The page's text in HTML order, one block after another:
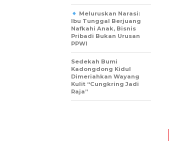
Meluruskan Narasi:
Ibu Tunggal Berjuang
Nafkahi Anak, Bisnis
Pribadi Bukan Urusan
PPWI
Sedekah Bumi
Kadongdong Kidul
Dimeriahkan Wayang
Kulit “Cungkring Jadi
Raja”